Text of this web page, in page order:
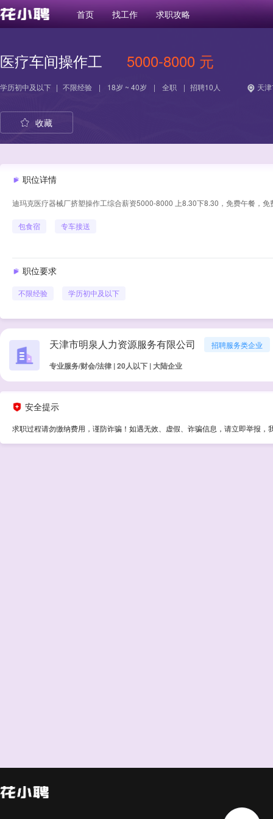
首页 找工作 求职攻略
医疗车间操作工 5000-8000 元
学历初中及以下 | 不限经验 | 18岁 ~ 40岁 | 全职 | 招聘10人 天
收藏
职位详情
迪玛克医疗器械厂挤塑操作工综合薪资5000-8000 上8.30下8.30，免费午餐，免
包食宿 专车接送
职位要求
不限经验 学历初中及以下
天津市明泉人力资源服务有限公司 招聘服务类企业
专业服务/财会/法律 | 20人以下 | 大陆企业
安全提示
求职过程请勿缴纳费用，谨防诈骗！如遇无效、虚假、诈骗信息，请立即举报，